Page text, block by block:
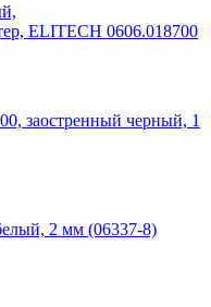
ELITECH 0606.018700
заостренный черный, 1
2 мм (06337-8)